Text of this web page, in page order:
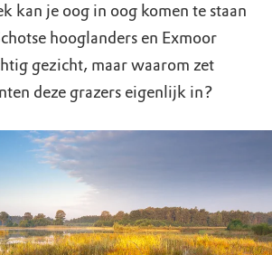
kan je oog in oog komen te staan
hooglanders en Exmoor
gezicht, maar waarom zet
deze grazers eigenlijk in?